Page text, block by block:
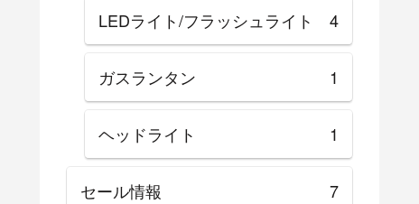
LEDライト/フラッシュライト 4
ガスランタン 1
ヘッドライト 1
セール情報 7